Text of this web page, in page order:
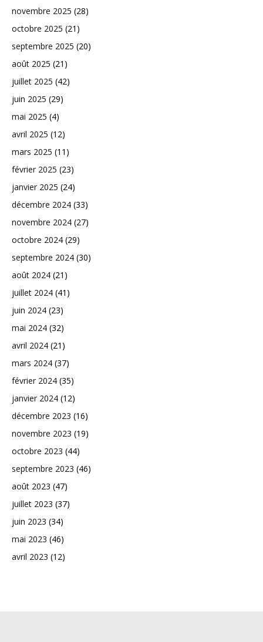
novembre 2025 (28)
octobre 2025 (21)
septembre 2025 (20)
août 2025 (21)
juillet 2025 (42)
juin 2025 (29)
mai 2025 (4)
avril 2025 (12)
mars 2025 (11)
février 2025 (23)
janvier 2025 (24)
décembre 2024 (33)
novembre 2024 (27)
octobre 2024 (29)
septembre 2024 (30)
août 2024 (21)
juillet 2024 (41)
juin 2024 (23)
mai 2024 (32)
avril 2024 (21)
mars 2024 (37)
février 2024 (35)
janvier 2024 (12)
décembre 2023 (16)
novembre 2023 (19)
octobre 2023 (44)
septembre 2023 (46)
août 2023 (47)
juillet 2023 (37)
juin 2023 (34)
mai 2023 (46)
avril 2023 (12)